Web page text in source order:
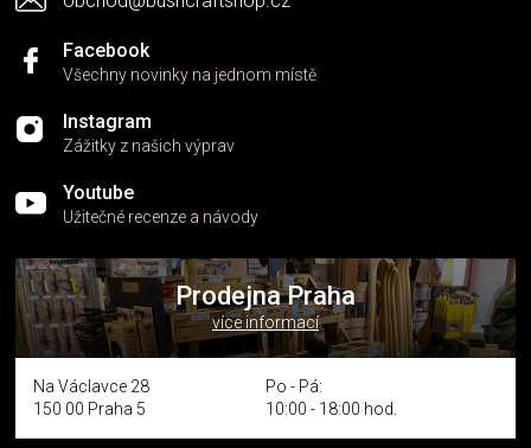
Facebook
Všechny novinky na jednom místě
Instagram
Zážitky z našich výprav
Youtube
Užitečné recenze a návody
Prodejna Praha
více informací
Na Václavce 28
150 00 Praha 5
Po - Pá:
10:00 - 18:00 hod.